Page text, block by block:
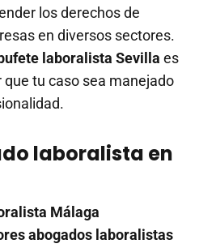
los derechos de
en diversos sectores.
laboralista Sevilla es
tu caso sea manejado
laboralista en
Málaga
abogados laboralistas